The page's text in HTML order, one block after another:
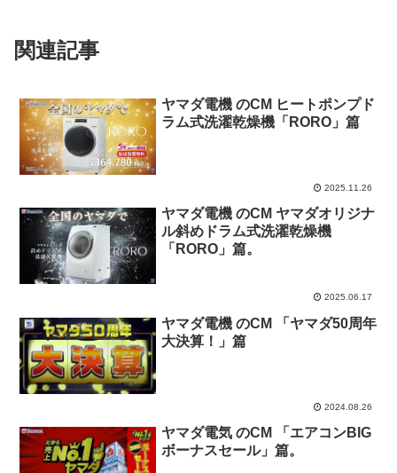
関連記事
ヤマダ電機 のCM ヒートポンプド
ラム式洗濯乾燥機「RORO」篇
2025.11.26
ヤマダ電機 のCM ヤマダオリジナ
ル斜めドラム式洗濯乾燥機
「RORO」篇。
2025.06.17
ヤマダ電機 のCM 「ヤマダ50周年
大決算！」篇
2024.08.26
ヤマダ電気 のCM 「エアコンBIG
ボーナスセール」篇。